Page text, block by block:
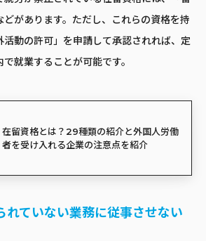
があります。ただし、これらの資格を持
活動の許可」を申請して承認されれば、定
就業することが可能です。
在留資格とは？29種類の紹介と外国人労働
者を受け入れる企業の注意点を紹介
れていない業務に従事させない